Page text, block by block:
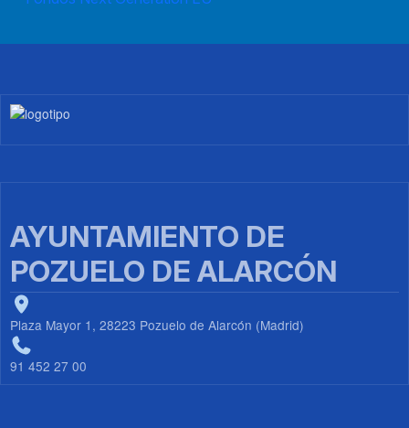
Imagen
AYUNTAMIENTO DE
POZUELO DE ALARCÓN
Plaza Mayor 1, 28223 Pozuelo de Alarcón (Madrid)
91 452 27 00